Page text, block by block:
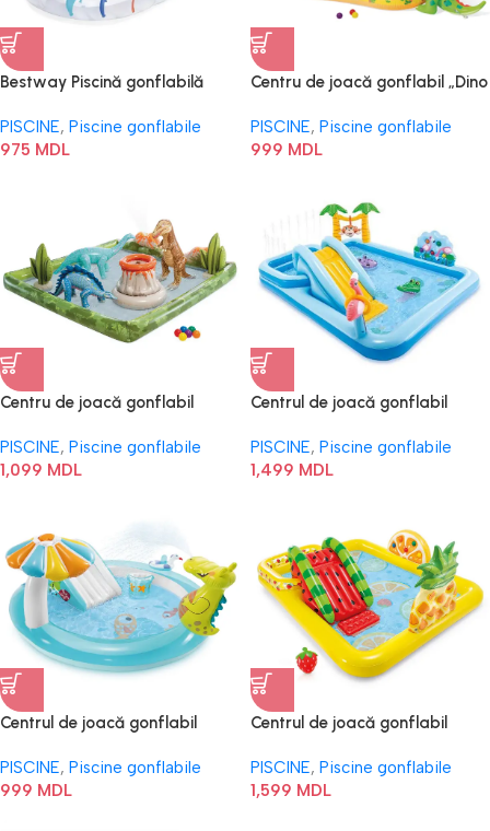
Bestway Piscină gonflabilă
PISCINE, Piscine gonflabile
975 MDL
Centru de joacă gonflabil „Dino
PISCINE, Piscine gonflabile
999 MDL
Centru de joacă gonflabil
PISCINE, Piscine gonflabile
1,099 MDL
Centrul de joacă gonflabil
PISCINE, Piscine gonflabile
1,499 MDL
Centrul de joacă gonflabil
PISCINE, Piscine gonflabile
999 MDL
Centrul de joacă gonflabil
PISCINE, Piscine gonflabile
1,599 MDL